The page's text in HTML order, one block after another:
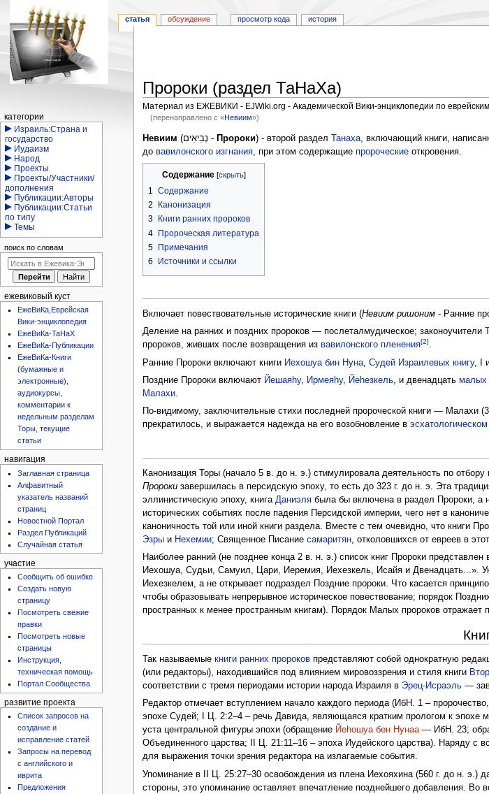
Пророки (раздел ТаНаХа)
Материал из ЕЖЕВИКИ - EJWiki.org - Академической Вики-энциклопедии по
(перенаправлено с «Невиим»)
Перейти
к
навигации
Перейти
к
поиску
Невиим (נְבִיאִים - Пророки) - второй раздел Танаха, включающий книги,
довавилонского изгнания, при этом содержащиепророческие откровения.
Содержание
1 Содержание
2
Канонизация
3
Книги ранних пророков
4 Пророческая литература
5 Примечания
6
Источники и ссылки
Включает повествовательные исторические книги (Невиим ришоним - Ранние
Деление на ранних и поздних пророков — послеталмудическое; законоучители
пророков, живших после возвращения извавилонского пленения[2].
Ранние Пророки включают книги Иехошуа бин Нуна ,Судей Израилевых книгу, I
Поздние Пророки включают Йешаяhу, Ирмеяhу, Йеhезкель, и двенадцатьмалых
Малахи.
По-видимому, заключительные стихи последней пророческой книги — Малахи
прекратилось, и выражается надежда на его возобновление вэсхатологическом
Канонизация Торы (начало 5 в. до н. э.) стимулировала деятельность по
Пророки завершилась в персидскую эпоху, то есть до 323 г. до н. э. Эта
эллинистическую эпоху, книгаДаниэля была бы включена в раздел Пророки, а
исторических событиях после падения Персидской империи, чего нет в
каноничность той или иной книги раздела. Вместе с тем очевидно, что книги
Эзры и Нехемии; Священное Писаниесамаритян, отколовшихся от евреев в
Наиболее ранний (не позднее конца 2 в. н. э.) список книг Пророки представлен
Иехошуа, Судьи, Самуил, Цари, Иеремия, Иехезкель, Исайя и Двенадцать...».
Иехезкелем, а не открывает подраздел Поздние пророки. Что касается
чтобы образовывать непрерывное историческое повествование; порядок
пространных к менее пространным книгам). Порядок Малых пророков отражает
Так называемыекниги ранних пророков представляют собой однократную
(или редакторы), находившийся под влиянием мировоззрения и стиля книги
соответствии с тремя периодами истории народа Израиля в Эрец-Исраэль —
Редактор отмечает вступлением начало каждого периода (ИбН. 1 –
эпохе Судей; I Ц. 2:2–4 – речь Давида, являющаяся кратким прологом к эпохе
уста центральной фигуры эпохи (обращение Йеhошуа бен Нунаа— ИбН. 23;
Объединенного царства; II Ц. 21:11–16 – эпоха Иудейского царства). Наряду с
для выражения точки зрения редактора на излагаемые события.
Упоминание в II Ц. 25:27–30 освобождения из плена Иехояхина (560 г. до н. э.)
стороны, это упоминание оставляет впечатление позднейшего добавления.
Навигация
статья обсуждение просмотр кода история
категории
Израиль:Страна и
государство
Иудаизм
Народ
Проекты
Проекты/Участники/
дополнения
Публикации:Авторы
Публикации:Статьи
по типу
Темы
поиск по словам
ежевиковый куст
ЕжеВиКа,Еврейская
Вики-энциклопедия
ЕжеВиКа-ТаНаХ
ЕжеВиКа-Публикации
ЕжеВиКа-Книги
(бумажные и
электронные),
аудиокурсы,
комментарии к
недельным разделам
Торы, текущие
статьи
навигация
Заглавная страница
Алфавитный
указатель названий
страниц
Новостной Портал
Раздел Публикаций
Случайная статья
участие
Сообщить об ошибке
Создать новую
страницу
Посмотреть свежие
правки
Посмотреть новые
страницы
Инструкция,
техническая помощь
Портал Сообщества
развитие проекта
Список запросов на
создание и
исправление статей
Запросы на перевод
с английского и
иврита
Предложения